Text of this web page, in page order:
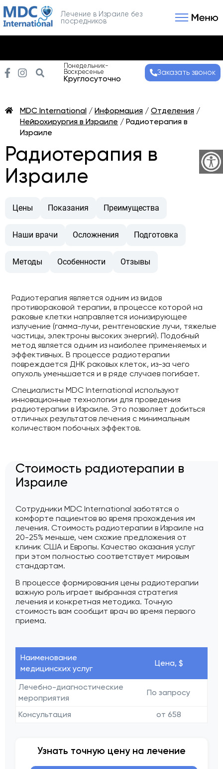
Лечение в Израиле без
посредников
Понедельник-
Воскресенье
Круглосуточно
Заказать звонок
MDC International / Информация / Отделения /
Нейрохирургия в Израиле / Радиотерапия в
Израиле
Радиотерапия в
Израиле
Цены Показания Преимущества
Наши врачи Осложнения Подготовка
Методы Особенности Отзывы
Радиотерапия является одним из видов
противораковой терапии, в процессе которой на
раковые клетки направляется ионизирующее
излучение (гамма-лучи, рентгеновские лучи, тяжелые
частицы, электроны высоких энергий). Подобный
метод является одним из наиболее применяемых и
эффективных. В процессе радиотерапии
повреждается ДНК раковых клеток, из-за чего
опухоль уменьшается и в ряде случаев погибает.
Специалисты MDC International используют
инновационные технологии для проведения
радиотерапии в Израиле. Это позволяет добиться
отличных результатов лечения с минимальным
количеством побочных эффектов.
Стоимость радиотерапии в
Израиле
Сотрудники MDC International заботятся о
комфорте пациентов во время прохождения им
лечения. Стоимость радиотерапии в Израиле на
20-25% меньше, чем схожие предложения от
клиник США и Европы. Качество оказания услуг
при этом полностью соответствует мировым
стандартам.
В процессе формирования цены радиотерапии
важную роль играет выбранная стратегия
лечения и конкретная методика. Точную
стоимость вам сообщит врач во время первого
приема.
Наименование
медицинских услуг
Цена, $
Лечебно-диагностические
мероприятия
По запросу
Консультация от 658
Узнать точную цену на лечение